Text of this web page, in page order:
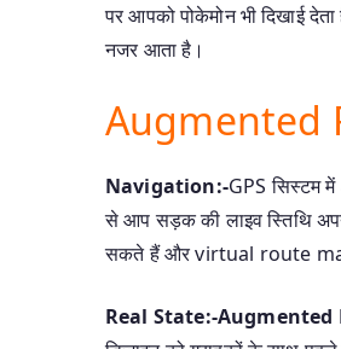
पर आपको पोकेमोन भी दिखाई
नजर आता है।
Augmented
Navigation:-GPS सिस्टम में
से आप सड़क की लाइव स्तिथि
सकते हैं और virtual route
Real State:-Augmented